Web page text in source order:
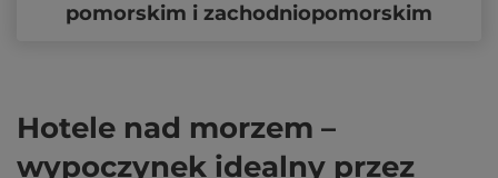
pomorskim i zachodniopomorskim
Hotele nad morzem –
wypoczynek idealny przez